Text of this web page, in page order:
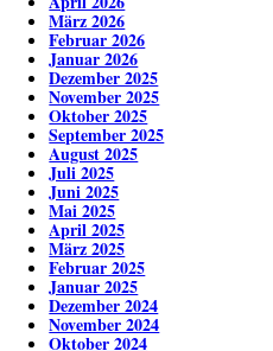
März 2026
Februar 2026
Januar 2026
Dezember 2025
November 2025
Oktober 2025
September 2025
August 2025
Juli 2025
Juni 2025
Mai 2025
April 2025
März 2025
Februar 2025
Januar 2025
Dezember 2024
November 2024
Oktober 2024